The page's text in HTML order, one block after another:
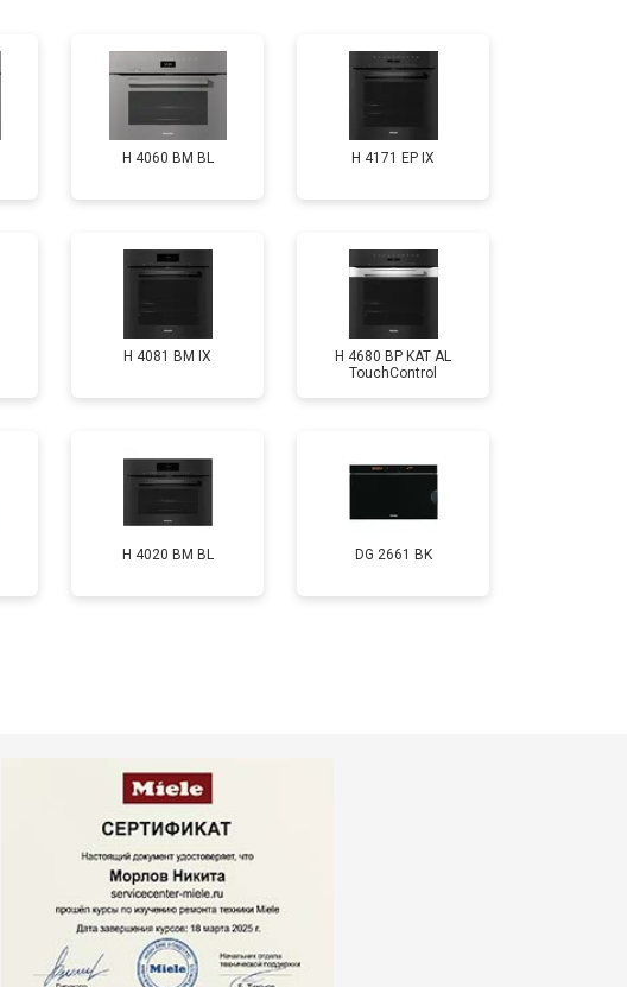
от 4500 ₽
H 4060 BM BL H 4171 EP IX
H 4081 ВМ IX
H 4680 BP KAT AL
TouchControl
H 4020 BM BL DG 2661 BK